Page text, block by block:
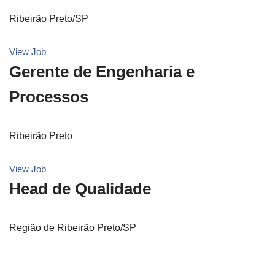
Ribeirão Preto/SP
View Job
Gerente de Engenharia e
Processos
Ribeirão Preto
View Job
Head de Qualidade
Região de Ribeirão Preto/SP